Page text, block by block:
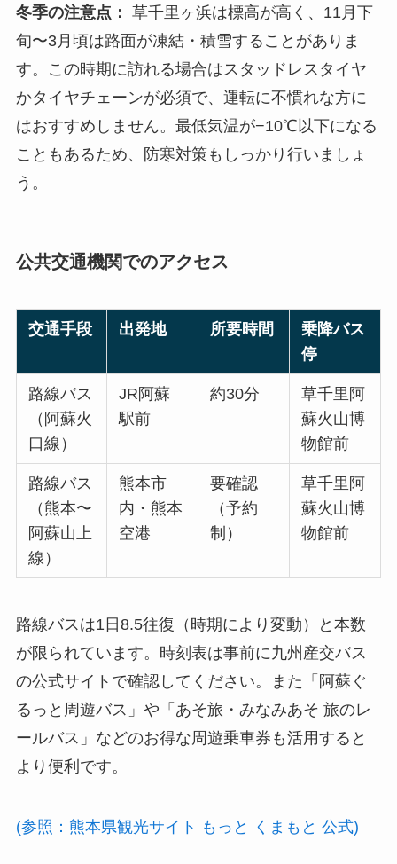
冬季の注意点： 草千里ヶ浜は標高が高く、11月下
旬〜3月頃は路面が凍結・積雪することがありま
す。この時期に訪れる場合はスタッドレスタイヤ
かタイヤチェーンが必須で、運転に不慣れな方に
はおすすめしません。最低気温が−10℃以下になる
こともあるため、防寒対策もしっかり行いましょ
う。
公共交通機関でのアクセス
交通手段 出発地 所要時間
乗降バス
停
路線バス
（阿蘇火
口線）
JR阿蘇
駅前
約30分
草千里阿
蘇火山博
物館前
路線バス
（熊本〜
阿蘇山上
線）
熊本市
内・熊本
空港
要確認
（予約
制）
草千里阿
蘇火山博
物館前
路線バスは1日8.5往復（時期により変動）と本数
が限られています。時刻表は事前に九州産交バス
の公式サイトで確認してください。また「阿蘇ぐ
るっと周遊バス」や「あそ旅・みなみあそ 旅のレ
ールバス」などのお得な周遊乗車券も活用すると
より便利です。
(参照：熊本県観光サイト もっと くまもと 公式)